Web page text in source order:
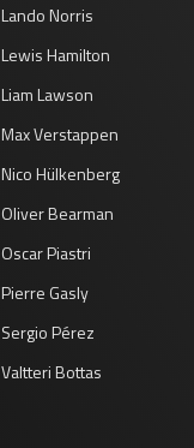
za 19:00 - 20:00
zo 17:00 - 19:00
Lando Norris
Lewis Hamilton
Liam Lawson
Max Verstappen
Nico Hülkenberg
Oliver Bearman
Oscar Piastri
Pierre Gasly
Sergio Pérez
Valtteri Bottas